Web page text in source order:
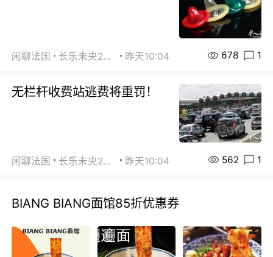
闲聊法国 长乐未央2015 昨天10:04 678 1
无栏杆收费站逃费将重罚！
闲聊法国 长乐未央2015 昨天10:04 562 1
BIANG BIANG面馆85折优惠券